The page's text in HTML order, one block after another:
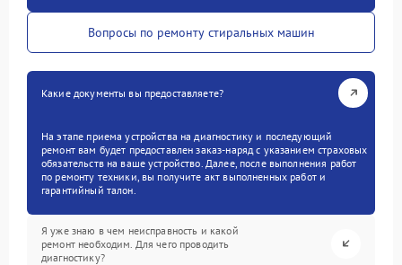
Вопросы по ремонту стиральных машин
Какие документы вы предоставляете?
На этапе приема устройства на диагностику и последующий
ремонт вам будет предоставлен заказ-наряд с указанием страховых
обязательств на ваше устройство. Далее, после выполнения работ
по ремонту техники, вы получите акт выполненных работ и
гарантийный талон.
Я уже знаю в чем неисправность и какой
ремонт необходим. Для чего проводить
диагностику?